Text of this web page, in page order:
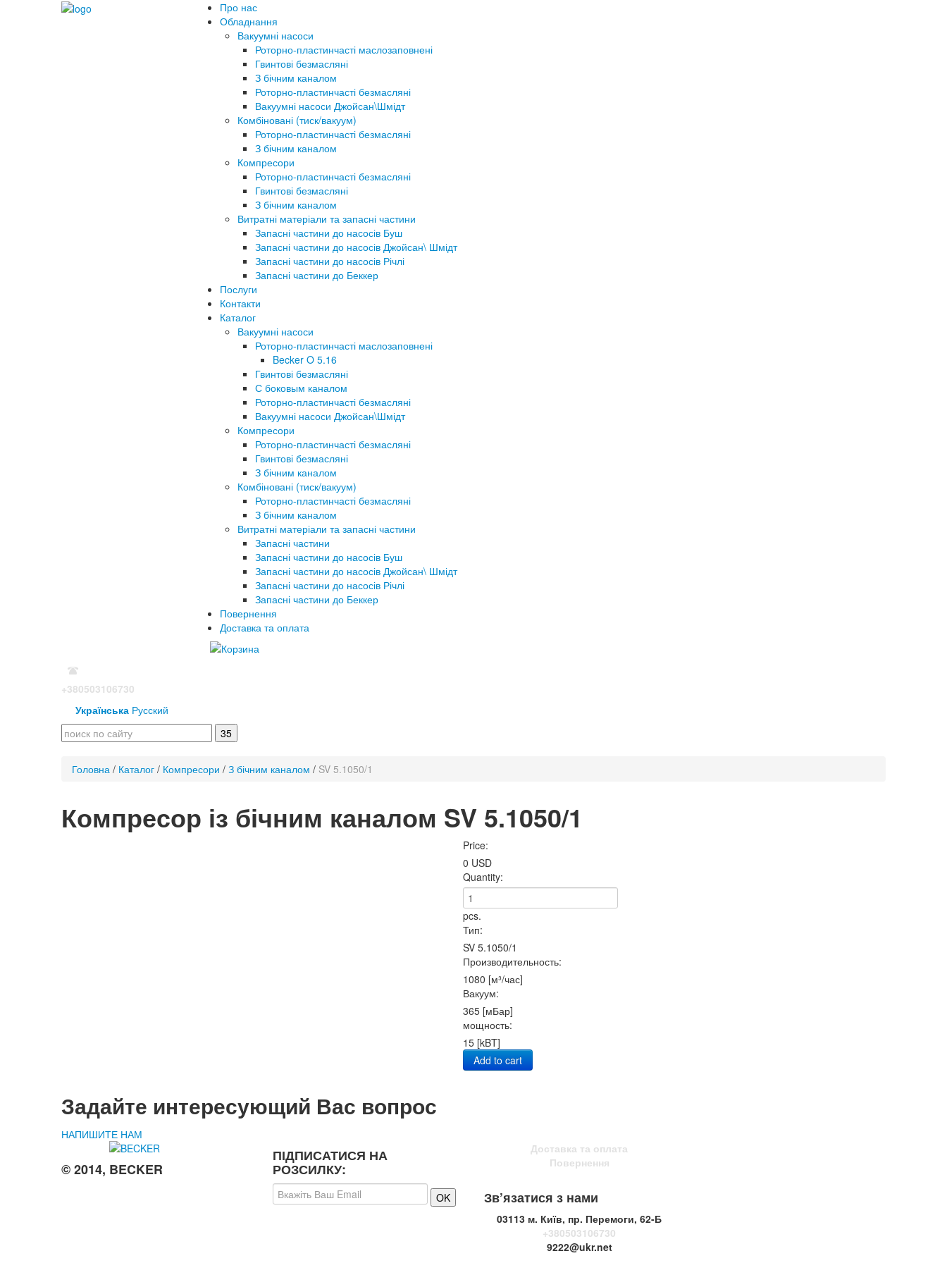
Про нас
Обладнання
Вакуумні насоси
Роторно-пластинчасті маслозаповнені
Гвинтові безмасляні
З бічним каналом
Роторно-пластинчасті безмасляні
Вакуумні насоси Джойсан\Шмідт
Комбіновані (тиск/вакуум)
Роторно-пластинчасті безмасляні
З бічним каналом
Компресори
Роторно-пластинчасті безмасляні
Гвинтові безмасляні
З бічним каналом
Витратні матеріали та запасні частини
Запасні частини до насосів Буш
Запасні частини до насосів Джойсан\ Шмідт
Запасні частини до насосів Річлі
Запасні частини до Беккер
Послуги
Контакти
Каталог
Вакуумні насоси
Роторно-пластинчасті маслозаповнені
Becker O 5.16
Гвинтові безмасляні
С боковым каналом
Роторно-пластинчасті безмасляні
Вакуумні насоси Джойсан\Шмідт
Компресори
Роторно-пластинчасті безмасляні
Гвинтові безмасляні
З бічним каналом
Комбіновані (тиск/вакуум)
Роторно-пластинчасті безмасляні
З бічним каналом
Витратні матеріали та запасні частини
Запасні частини
Запасні частини до насосів Буш
Запасні частини до насосів Джойсан\ Шмідт
Запасні частини до насосів Річлі
Запасні частини до Беккер
Повернення
Доставка та оплата
+380503106730
Українська Русский
Головна / Каталог / Компресори / З бічним каналом / SV 5.1050/1
Компресор із бічним каналом SV 5.1050/1
Price:
0 USD
Quantity:
pcs.
Тип:
SV 5.1050/1
Производительность:
1080 [м³/час]
Вакуум:
365 [мБар]
мощность:
15 [kBT]
Add to cart
Задайте интересующий Вас вопрос
НАПИШИТЕ НАМ
© 2014, BECKER
ПІДПИСАТИСЯ НА
РОЗСИЛКУ:
Доставка та оплата
Повернення
Зв’язатися з нами
03113 м. Київ, пр. Перемоги, 62-Б
+380503106730
9222@ukr.net